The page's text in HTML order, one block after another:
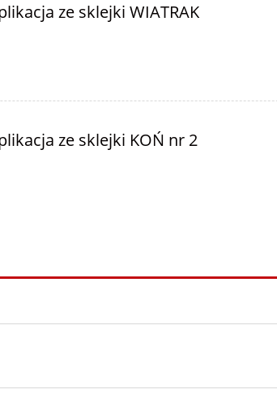
ze sklejki WIATRAK
ze sklejki KOŃ nr 2